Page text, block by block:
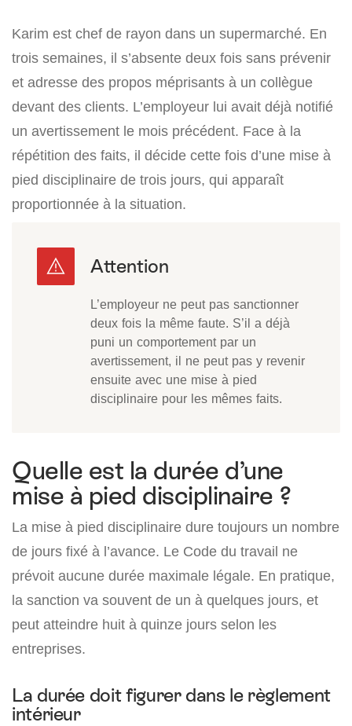
Karim est chef de rayon dans un supermarché. En
trois semaines, il s’absente deux fois sans prévenir
et adresse des propos méprisants à un collègue
devant des clients. L’employeur lui avait déjà notifié
un avertissement le mois précédent. Face à la
répétition des faits, il décide cette fois d’une mise à
pied disciplinaire de trois jours, qui apparaît
proportionnée à la situation.
L’employeur ne peut pas sanctionner
deux fois la même faute. S’il a déjà
puni un comportement par un
avertissement, il ne peut pas y revenir
ensuite avec une mise à pied
disciplinaire pour les mêmes faits.
Quelle est la durée d’une
mise à pied disciplinaire ?
La mise à pied disciplinaire dure toujours un nombre
de jours fixé à l’avance. Le Code du travail ne
prévoit aucune durée maximale légale. En pratique,
la sanction va souvent de un à quelques jours, et
peut atteindre huit à quinze jours selon les
entreprises.
La durée doit figurer dans le règlement
intérieur